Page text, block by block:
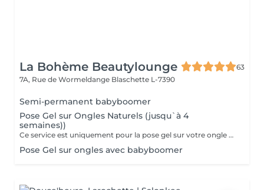
La Bohème Beautylounge
63
7A, Rue de Wormeldange Blaschette L-7390
Semi-permanent babyboomer
Pose Gel sur Ongles Naturels (jusqu`à 4
semaines))
Ce service est uniquement pour la pose gel sur votre ongle naturel !!!
Pose Gel sur ongles avec babyboomer